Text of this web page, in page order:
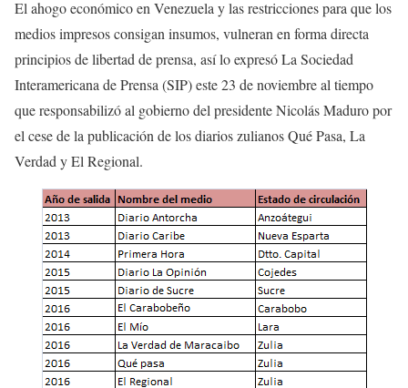
El ahogo económico en Venezuela y las restricciones para que los
medios impresos consigan insumos, vulneran en forma directa
principios de libertad de prensa, así lo expresó La Sociedad
Interamericana de Prensa (SIP) este 23 de noviembre al tiempo
que responsabilizó al gobierno del presidente Nicolás Maduro por
el cese de la publicación de los diarios zulianos Qué Pasa, La
Verdad y El Regional.